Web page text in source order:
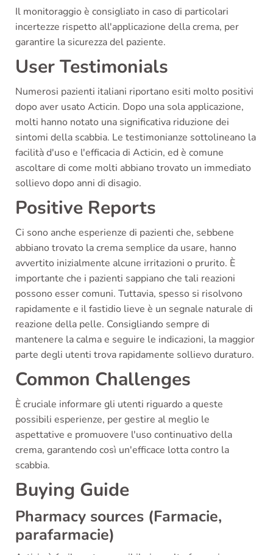
Il monitoraggio è consigliato in caso di particolari
incertezze rispetto all'applicazione della crema, per
garantire la sicurezza del paziente.
User Testimonials
Numerosi pazienti italiani riportano esiti molto positivi
dopo aver usato Acticin. Dopo una sola applicazione,
molti hanno notato una significativa riduzione dei
sintomi della scabbia. Le testimonianze sottolineano la
facilità d'uso e l'efficacia di Acticin, ed è comune
ascoltare di come molti abbiano trovato un immediato
sollievo dopo anni di disagio.
Positive Reports
Ci sono anche esperienze di pazienti che, sebbene
abbiano trovato la crema semplice da usare, hanno
avvertito inizialmente alcune irritazioni o prurito. È
importante che i pazienti sappiano che tali reazioni
possono esser comuni. Tuttavia, spesso si risolvono
rapidamente e il fastidio lieve è un segnale naturale di
reazione della pelle. Consigliando sempre di
mantenere la calma e seguire le indicazioni, la maggior
parte degli utenti trova rapidamente sollievo duraturo.
Common Challenges
È cruciale informare gli utenti riguardo a queste
possibili esperienze, per gestire al meglio le
aspettative e promuovere l'uso continuativo della
crema, garantendo così un'efficace lotta contro la
scabbia.
Buying Guide
Pharmacy sources (Farmacie,
parafarmacie)